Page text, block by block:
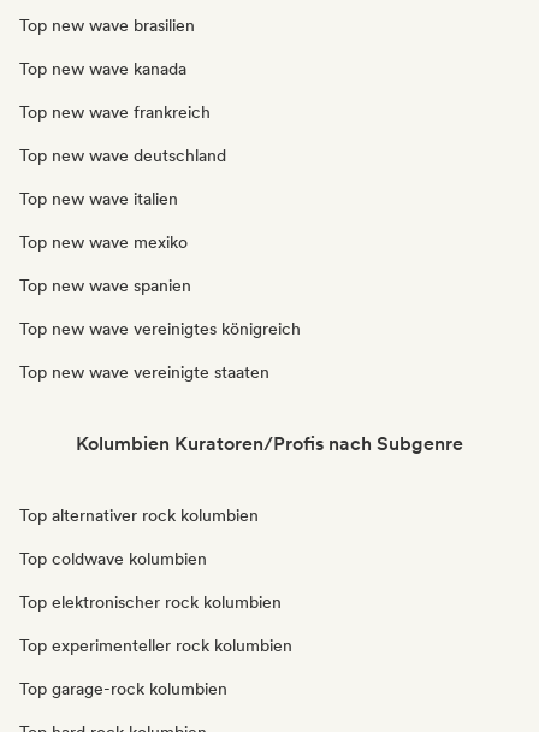
Top new wave brasilien
Top new wave kanada
Top new wave frankreich
Top new wave deutschland
Top new wave italien
Top new wave mexiko
Top new wave spanien
Top new wave vereinigtes königreich
Top new wave vereinigte staaten
Kolumbien Kuratoren/Profis nach Subgenre
Top alternativer rock kolumbien
Top coldwave kolumbien
Top elektronischer rock kolumbien
Top experimenteller rock kolumbien
Top garage-rock kolumbien